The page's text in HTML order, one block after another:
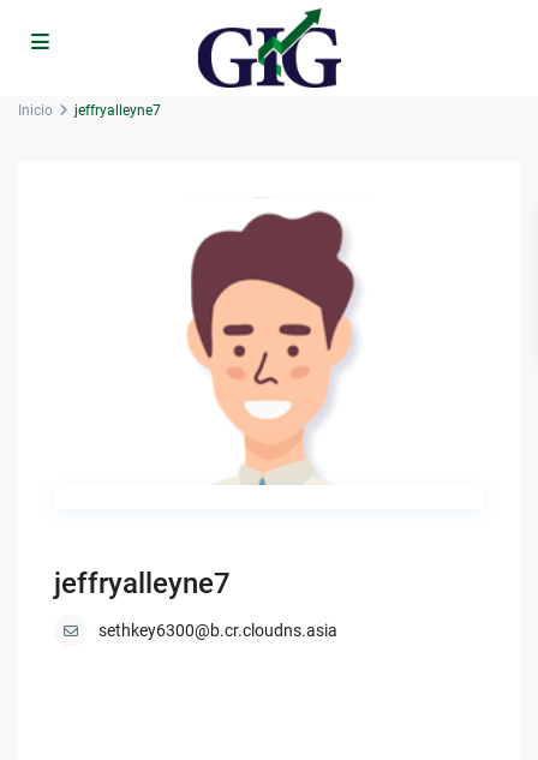
Inicio jeffryalleyne7
jeffryalleyne7
sethkey6300@b.cr.cloudns.asia